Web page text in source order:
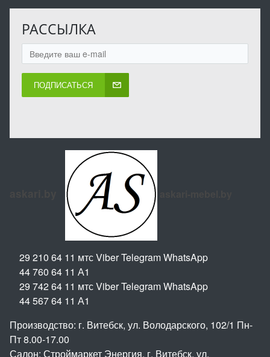
РАССЫЛКА
ПОДПИСАТЬСЯ
29 210 64 11 мтс Viber Telegram WhatsApp
44 760 64 11 А1
29 742 64 11 мтс Viber Telegram WhatsApp
44 567 64 11 А1
Производство: г. Витебск, ул. Володарского, 102/1 Пн-
Пт 8.00-17.00
Салон: Строймаркет Энергия, г. Витебск, ул.